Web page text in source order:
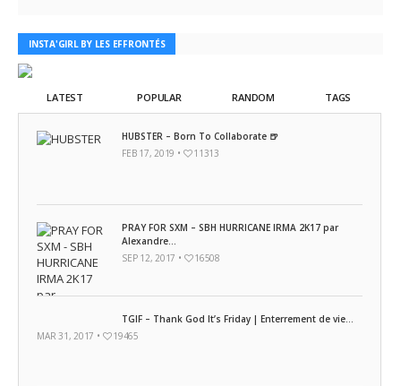
INSTA'GIRL BY LES EFFRONTÉS
LATEST POPULAR RANDOM TAGS
HUBSTER – Born To Collaborate 🍺
FEB 17, 2019 •
11313
PRAY FOR SXM – SBH HURRICANE IRMA 2K17 par
Alexandre...
SEP 12, 2017 •
16508
TGIF – Thank God It’s Friday | Enterrement de vie...
MAR 31, 2017 •
19465